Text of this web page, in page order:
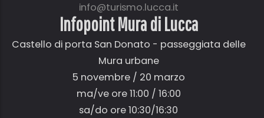
info@turismo.lucca.it
Infopoint Mura di Lucca
Castello di porta San Donato - passeggiata delle
Mura urbane
5 novembre / 20 marzo
ma/ve ore 11:00 / 16:00
sa/do ore 10:30/16:30